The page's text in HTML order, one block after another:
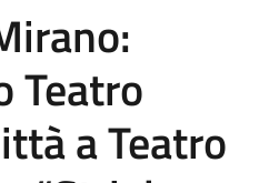
Teatro
a Teatro